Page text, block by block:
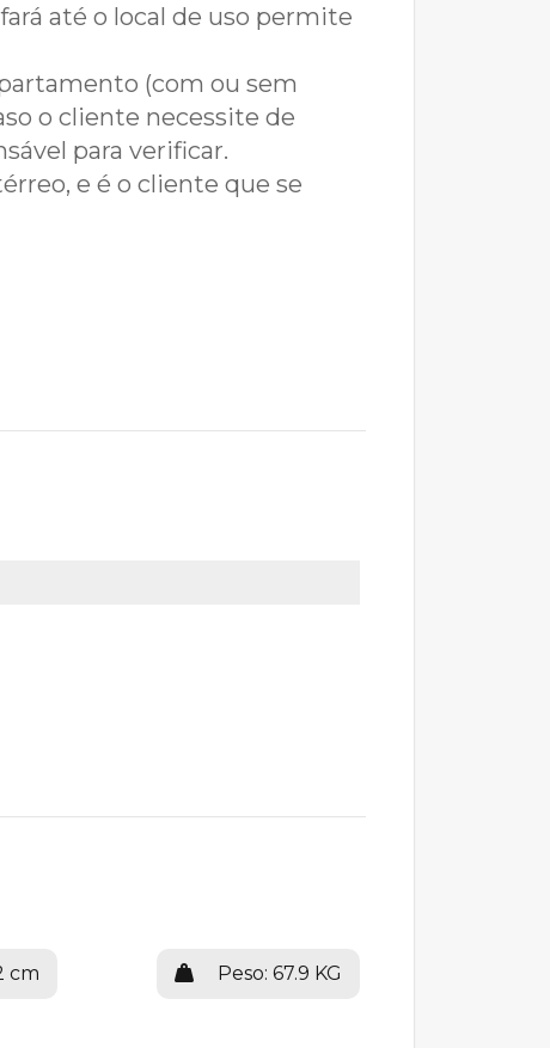
até o local de uso permite
(com ou sem
o cliente necessite de
para verificar.
e é o cliente que se
cm Peso: 67.9 KG